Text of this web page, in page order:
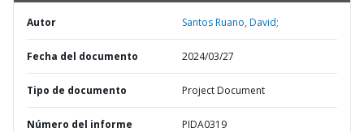
Autor Santos Ruano, David;
Fecha del documento 2024/03/27
Tipo de documento Project Document
Número del informe PIDA0319